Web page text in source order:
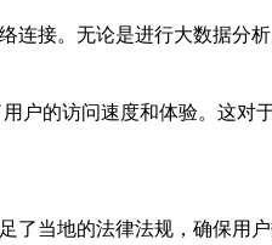
连接。无论是进行大数据分
用户的访问速度和体验。这对
了当地的法律法规，确保用